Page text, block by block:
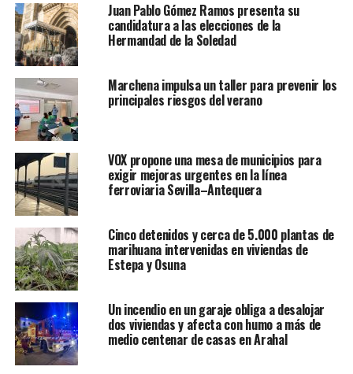
Juan Pablo Gómez Ramos presenta su
candidatura a las elecciones de la
Hermandad de la Soledad
Marchena impulsa un taller para prevenir los
principales riesgos del verano
VOX propone una mesa de municipios para
exigir mejoras urgentes en la línea
ferroviaria Sevilla–Antequera
Cinco detenidos y cerca de 5.000 plantas de
marihuana intervenidas en viviendas de
Estepa y Osuna
Un incendio en un garaje obliga a desalojar
dos viviendas y afecta con humo a más de
medio centenar de casas en Arahal